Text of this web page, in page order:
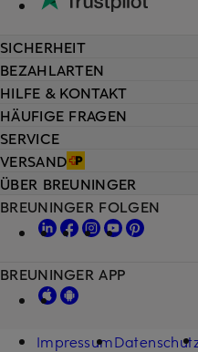
HILFE & KONTAKT
HÄUFIGE FRAGEN
SERVICE
VERSAND
SICHERHEIT
BEZAHLARTEN
ÜBER BREUNINGER
BREUNINGER FOLGEN
BREUNINGER APP
Impressum